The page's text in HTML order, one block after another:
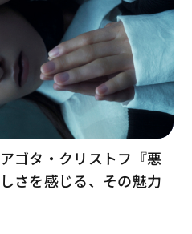
ゴタ・クリストフ『悪
さを感じる、その魅力